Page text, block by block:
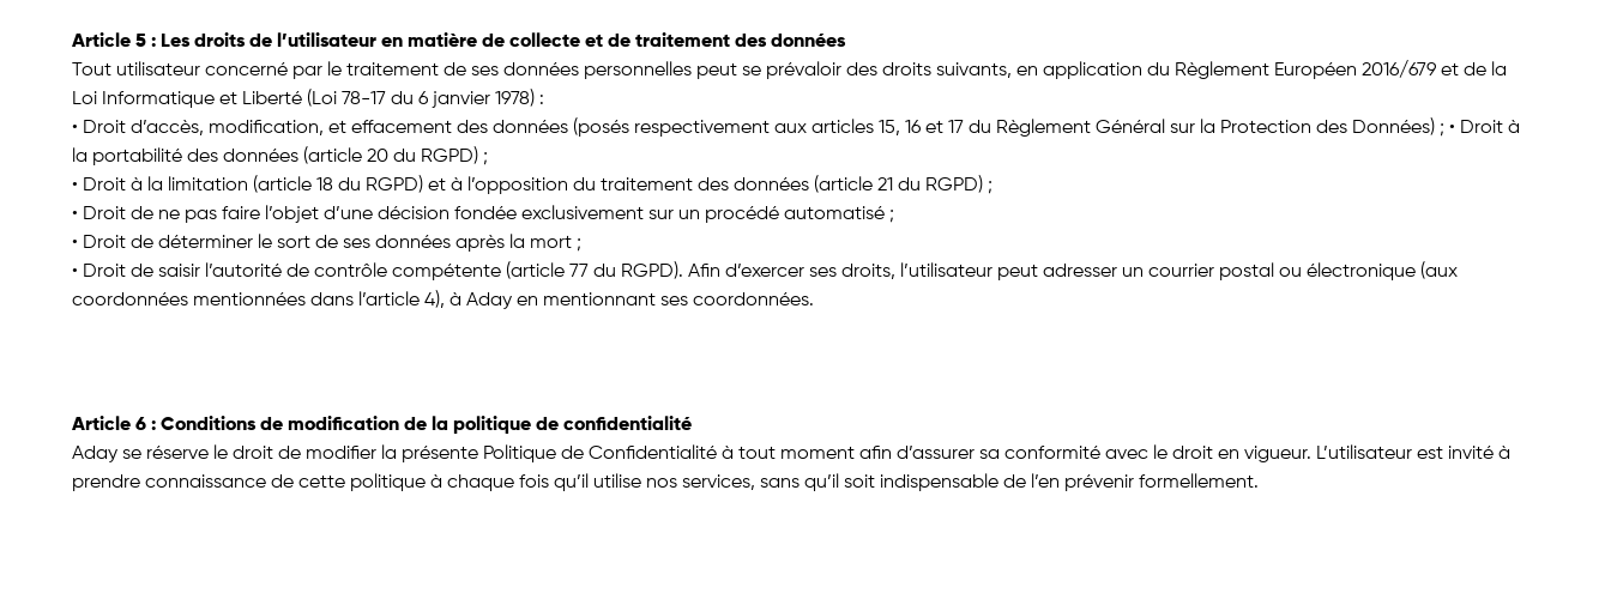
Article 5 : Les droits de l’utilisateur en matière de collecte et de traitement des données
Tout utilisateur concerné par le traitement de ses données personnelles peut se prévaloir des droits suivants, en application du Règlement Européen 2016/679 et de la
Loi Informatique et Liberté (Loi 78-17 du 6 janvier 1978) :
• Droit d’accès, modification, et effacement des données (posés respectivement aux articles 15, 16 et 17 du Règlement Général sur la Protection des Données) ; • Droit à
la portabilité des données (article 20 du RGPD) ;
• Droit à la limitation (article 18 du RGPD) et à l’opposition du traitement des données (article 21 du RGPD) ;
• Droit de ne pas faire l’objet d’une décision fondée exclusivement sur un procédé automatisé ;
• Droit de déterminer le sort de ses données après la mort ;
• Droit de saisir l’autorité de contrôle compétente (article 77 du RGPD). Afin d’exercer ses droits, l’utilisateur peut adresser un courrier postal ou électronique (aux
coordonnées mentionnées dans l’article 4), à Aday en mentionnant ses coordonnées.
Article 6 : Conditions de modification de la politique de confidentialité
Aday se réserve le droit de modifier la présente Politique de Confidentialité à tout moment afin d’assurer sa conformité avec le droit en vigueur. L’utilisateur est invité à
prendre connaissance de cette politique à chaque fois qu’il utilise nos services, sans qu’il soit indispensable de l’en prévenir formellement.